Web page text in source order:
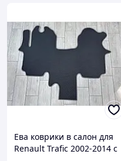
Ева коврики в салон для
Renault Trafic 2002-2014 с